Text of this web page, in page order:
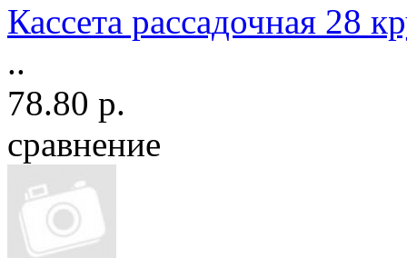
Кассета рассадочная 28
..
78.80 р.
сравнение